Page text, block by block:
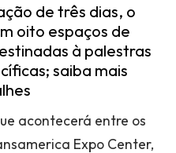
de três dias, o
oito espaços de
à palestras
saiba mais
acontecerá entre os
Expo Center,